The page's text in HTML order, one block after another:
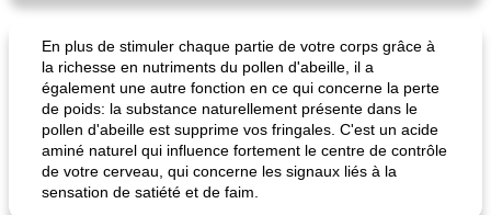
En plus de stimuler chaque partie de votre corps grâce à
la richesse en nutriments du pollen d'abeille, il a
également une autre fonction en ce qui concerne la perte
de poids: la substance naturellement présente dans le
pollen d'abeille est supprime vos fringales. C'est un acide
aminé naturel qui influence fortement le centre de contrôle
de votre cerveau, qui concerne les signaux liés à la
sensation de satiété et de faim.